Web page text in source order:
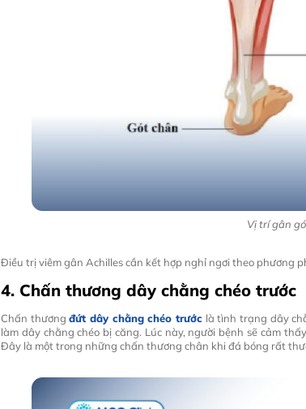
Vị trí gân
Điều trị viêm gân Achilles cần kết hợp nghỉ ngơi theo phương
4. Chấn thương dây chằng chéo trước
Chấn thươngđứt dây chằng chéo trước là tình trạng dây
làm dây chằng chéo bị căng. Lúc này, người bệnh sẽ cảm
Đây là một trong những chấn thương chân khi đá bóng rất